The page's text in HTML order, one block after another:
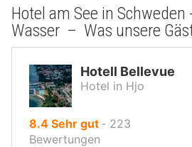
Hotel am See in Schweden
Wasser – Was unsere
Hotell Bellevue
Hotel in Hjo
8.4von
10,
Sehr gut ‐ 223
Bewertungen